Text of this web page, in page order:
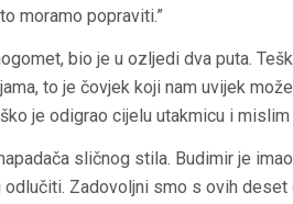
moramo popraviti.”
bio je u ozljedi dva puta.
to je čovjek koji nam uvijek
je odigrao cijelu utakmicu i mislim
sličnog stila. Budimir je
Zadovoljni smo s ovih deset